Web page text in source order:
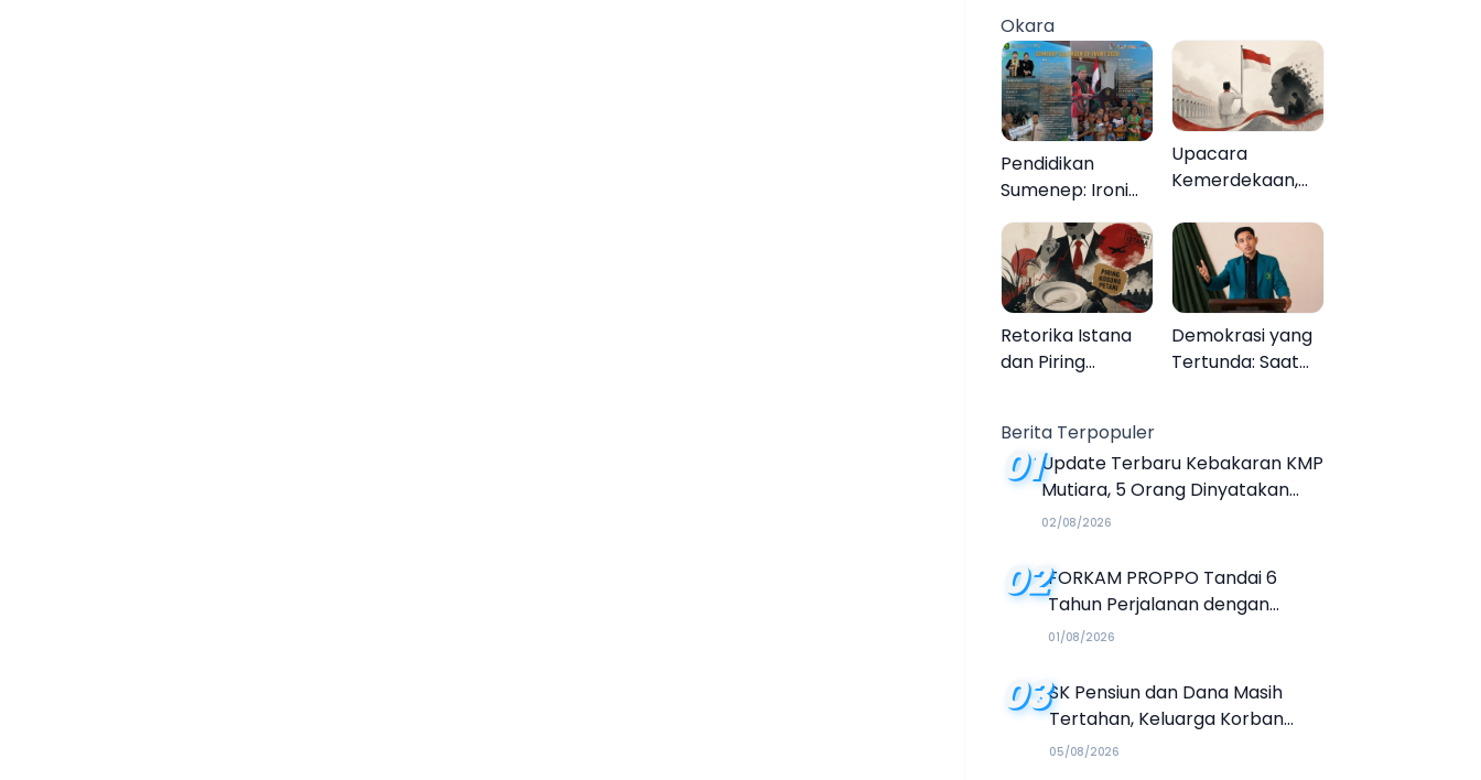
KKN Internasional
ke Tanah Suci
dan Jeddah
Gratis, 160 Warga
Kembali Melihat
Lebih Jelas
Okara
Pendidikan
Sumenep: Ironi
13.095 Anak Tidak
Sekolah
Menyaksikan
Semarak Festival
Kalender Event
2026
Upacara
Kemerdekaan,
Melupakan
Retorika Istana
dan Piring
Demokrasi yang
Tertunda: Saat
Berita Terpopuler
01Update Terbaru Kebakaran KMP
Mutiara, 5 Orang Dinyatakan
Tewas
02/08/2026
02FORKAM PROPPO Tandai 6
Tahun Perjalanan dengan
Peluncuran Mars, Hymne, dan
01/08/2026
03SK Pensiun dan Dana Masih
Tertahan, Keluarga Korban
Tagih Janji BRI Sumenep
05/08/2026